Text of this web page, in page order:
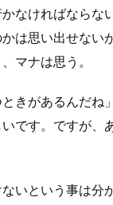
なければならな
は思い出せない
マナは思う。
きがあるんだね」
です。ですが
いという事は分